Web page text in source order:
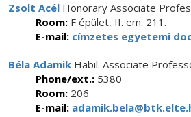
Zsolt Acél Honorary Associate
Room: F épület, II. em. 211.
E-mail: címzetes egyetemi
Béla Adamik Habil. Associate
Phone/ext.: 5380
Room: 206
E-mail: